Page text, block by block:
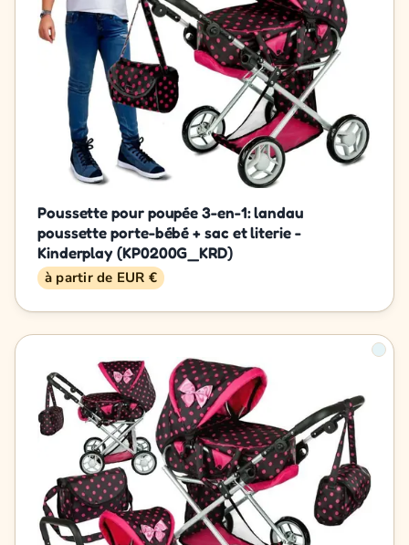
Poussette pour poupée 3-en-1: landau
poussette porte-bébé + sac et literie -
Kinderplay (KP0200G_KRD)
à partir de EUR €